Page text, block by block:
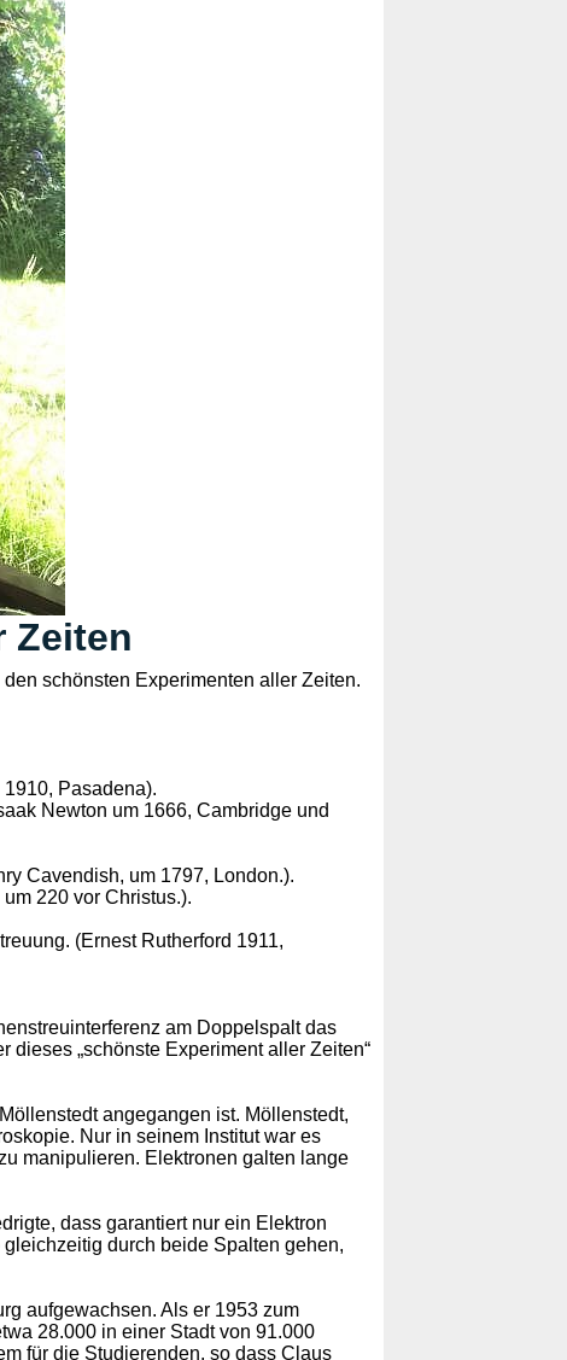
Zeiten
schönsten Experimenten aller Zeiten.
Pasadena).
Newton um 1666, Cambridge und
Cavendish, um 1797, London.).
220 vor Christus.).
(Ernest Rutherford 1911,
am Doppelspalt das
„schönste Experiment aller Zeiten“
angegangen ist. Möllenstedt,
Nur in seinem Institut war es
manipulieren. Elektronen galten lange
dass garantiert nur ein Elektron
durch beide Spalten gehen,
aufgewachsen. Als er 1953 zum
28.000 in einer Stadt von 91.000
für die Studierenden, so dass Claus